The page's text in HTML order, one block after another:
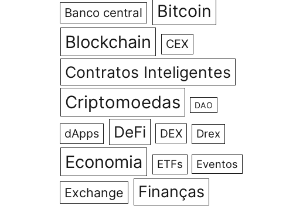
Banco central
Bitcoin
Blockchain
CEX
Contratos Inteligentes
Criptomoedas DAO
dApps DeFi DEX Drex
Economia ETFs Eventos
Exchange Finanças